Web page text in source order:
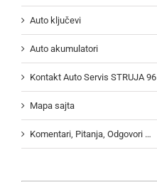
Auto ključevi
Auto akumulatori
Kontakt Auto Servis STRUJA 96
Mapa sajta
Komentari, Pitanja, Odgovori …